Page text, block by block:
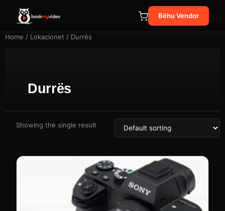
Bëhu Vendor
Home / Lokacionet / Durrës
Durrës
Showing the single result